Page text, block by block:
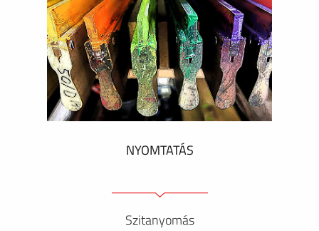
NYOMTATÁS
Szitanyomás